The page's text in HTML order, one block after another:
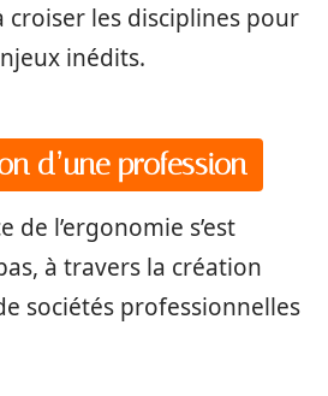
croiser les disciplines pour
inédits.
d’une profession
de l’ergonomie s’est
à travers la création
sociétés professionnelles